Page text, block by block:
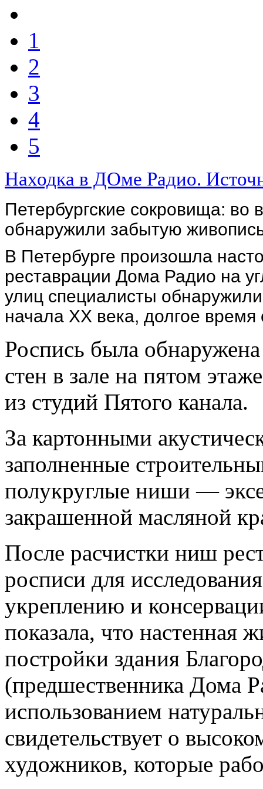
1
2
3
4
5
Находка в ДОме Радио.
Петербургские сокровища:
обнаружили забытую
В Петербурге произошла
реставрации Дома Радио на
улиц специалисты
начала XX века, долгое
Роспись была
стен в зале на пятом
из студий Пятого канала.
За картонными
заполненные
полукруглые ниши —
закрашенной масляной
После расчистки ниш
росписи для
укреплению и
показала, что настенная
постройки здания
(предшественника Дома
использованием
свидетельствует о
художников, которые